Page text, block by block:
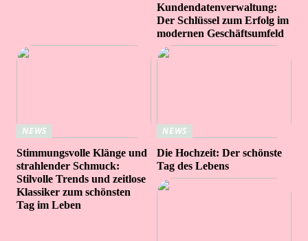
Kundendatenverwaltung:
Der Schlüssel zum Erfolg im
modernen Geschäftsumfeld
NEWS
Stimmungsvolle Klänge und
strahlender Schmuck:
Stilvolle Trends und zeitlose
Klassiker zum schönsten
Tag im Leben
NEWS
Die Hochzeit: Der schönste
Tag des Lebens